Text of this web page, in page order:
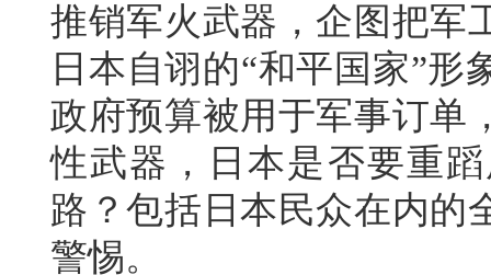
推销军火武器，企图把军
日本自诩的“和平国家”
政府预算被用于军事订单
性武器，日本是否要重
路？包括日本民众在内的
警惕。